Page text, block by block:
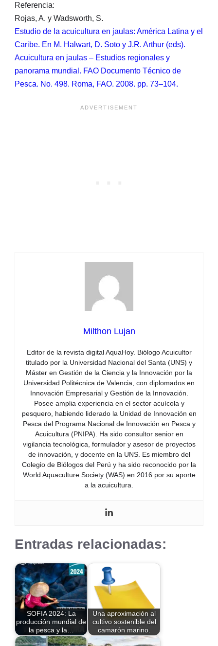
Referencia:
Rojas, A. y Wadsworth, S.
Estudio de la acuicultura en jaulas: América Latina y el
Caribe. En M. Halwart, D. Soto y J.R. Arthur (eds).
Acuicultura en jaulas – Estudios regionales y
panorama mundial. FAO Documento Técnico de
Pesca. No. 498. Roma, FAO. 2008. pp. 73–104.
Milthon Lujan
Editor de la revista digital AquaHoy. Biólogo Acuicultor
titulado por la Universidad Nacional del Santa (UNS) y
Máster en Gestión de la Ciencia y la Innovación por la
Universidad Politécnica de Valencia, con diplomados en
Innovación Empresarial y Gestión de la Innovación.
Posee amplia experiencia en el sector acuícola y
pesquero, habiendo liderado la Unidad de Innovación en
Pesca del Programa Nacional de Innovación en Pesca y
Acuicultura (PNIPA). Ha sido consultor senior en
vigilancia tecnológica, formulador y asesor de proyectos
de innovación, y docente en la UNS. Es miembro del
Colegio de Biólogos del Perú y ha sido reconocido por la
World Aquaculture Society (WAS) en 2016 por su aporte
a la acuicultura.
Entradas relacionadas:
SOFIA 2024: La
producción mundial de
la pesca y la…
Una aproximación al
cultivo sostenible del
camarón marino.